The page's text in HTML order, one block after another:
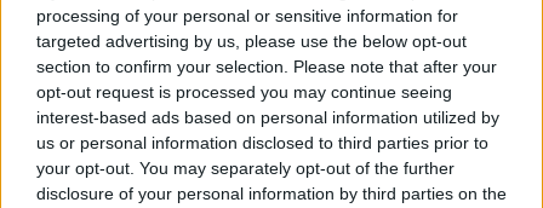
processing of your personal or sensitive information for
targeted advertising by us, please use the below opt-out
section to confirm your selection. Please note that after your
opt-out request is processed you may continue seeing
interest-based ads based on personal information utilized by
us or personal information disclosed to third parties prior to
your opt-out. You may separately opt-out of the further
disclosure of your personal information by third parties on the
αποτελέσματα».
Call Center